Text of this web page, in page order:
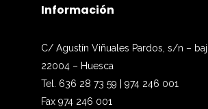
Información
C/ Agustín Viñuales Pardos, s/n –
22004 – Huesca
Tel. 636 28 73 59 | 974 246 001
Fax 974 246 001